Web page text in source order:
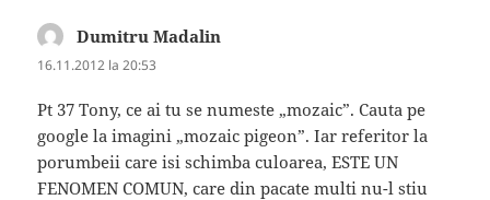
Dumitru Madalin
16.11.2012 la 20:53
Pt 37 Tony, ce ai tu se numeste „mozaic”. Cauta pe
google la imagini „mozaic pigeon”. Iar referitor la
porumbeii care isi schimba culoarea, ESTE UN
FENOMEN COMUN, care din pacate multi nu-l stiu